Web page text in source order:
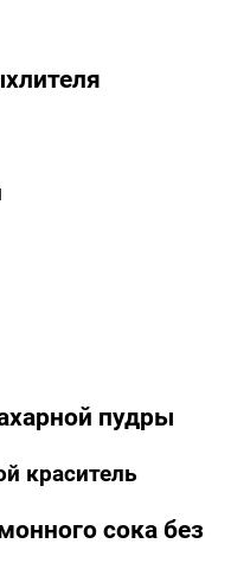
пудры
краситель
сока без